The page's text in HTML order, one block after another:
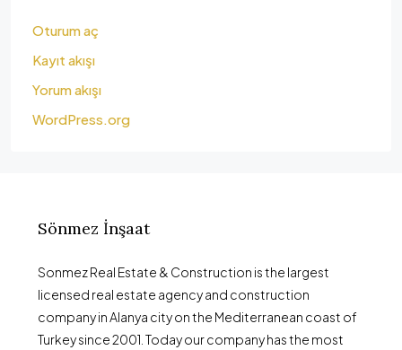
Oturum aç
Kayıt akışı
Yorum akışı
WordPress.org
Sönmez İnşaat
Sonmez Real Estate & Construction is the largest
licensed real estate agency and construction
company in Alanya city on the Mediterranean coast of
Turkey since 2001. Today our company has the most